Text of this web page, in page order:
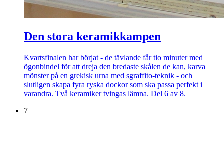
Den stora keramikkampen
Kvartsfinalen har börjat - de tävlande får tio minuter med
ögonbindel för att dreja den bredaste skålen de kan, karva
mönster på en grekisk urna med sgraffito-teknik - och
slutligen skapa fyra ryska dockor som ska passa perfekt i
varandra. Två keramiker tvingas lämna. Del 6 av 8.
7